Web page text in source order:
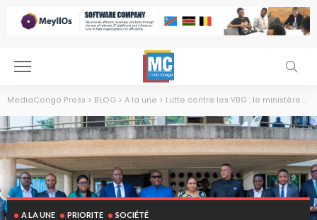
MediaCongo Press > BLOG > A la une > Lutte contre les VBG : le ministère du Genre lance le Club des Ambassadeurs de la masculinité positive
A LA UNE PRIORITE SOCIÉTÉ